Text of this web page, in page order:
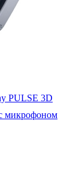
PULSE 3D
микрофоном